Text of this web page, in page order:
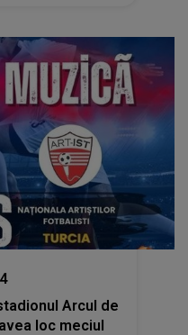
Arcul de
loc meciul